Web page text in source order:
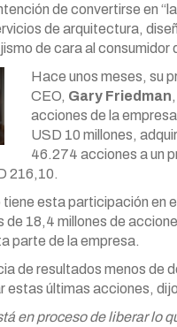
de convertirse en
de arquitectura,
de cara al consumidor
Hace unos meses, su
CEO, Gary Friedman
acciones de la
USD 10 millones,
46.274 acciones a un
216,10.
tiene esta participación en
de 18,4 millones de
parte de la empresa.
de resultados menos de
estas últimas acciones,
en proceso de liberar lo